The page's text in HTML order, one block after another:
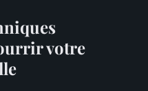
votre